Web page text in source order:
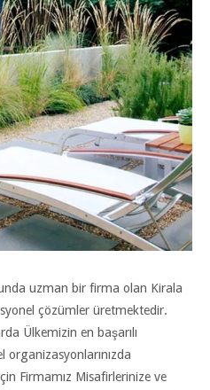
uzman bir firma olan Kirala
çözümler üretmektedir.
Ülkemizin en başarılı
Firmamız Misafirlerinize ve